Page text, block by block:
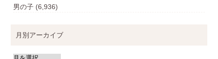
男の子 (6,936)
月別アーカイブ